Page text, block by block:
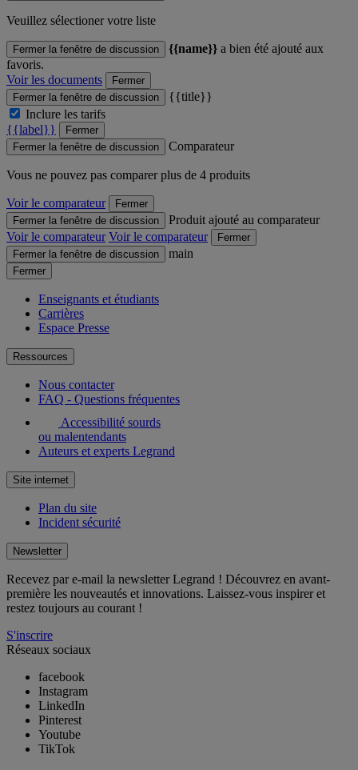
Veuillez sélectioner votre liste
Fermer la fenêtre de discussion {{name}} a bien été ajouté aux
favoris.
Voir les documents
Fermer
Fermer la fenêtre de discussion
{{title}}
Inclure les tarifs
{{label}}
Fermer
Fermer la fenêtre de discussion
Comparateur
Vous ne pouvez pas comparer plus de 4 produits
Voir le comparateur
Fermer
Fermer la fenêtre de discussion
Produit ajouté au comparateur
Voir le comparateur Voir le comparateur
Fermer
Fermer la fenêtre de discussion
main
Fermer
Enseignants et étudiants
Carrières
Espace Presse
Ressources
Nous contacter
FAQ - Questions fréquentes
Accessibilité sourds
ou malentendants
Auteurs et experts Legrand
Site internet
Plan du site
Incident sécurité
Newsletter
Recevez par e-mail la newsletter Legrand ! Découvrez en avant-
première les nouveautés et innovations. Laissez-vous inspirer et
restez toujours au courant !
S'inscrire
Réseaux sociaux
facebook
Instagram
LinkedIn
Pinterest
Youtube
TikTok